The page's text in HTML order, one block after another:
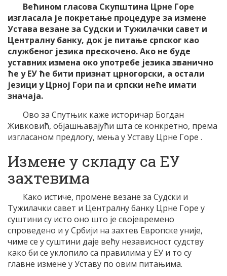
Већином гласова Скупштина Црне Горе
изгласала је покретање процедуре за измене
Устава везане за Судски и Тужилачки савет и
Централну банку, док је питање српског као
службеног језика прескочено. Ако не буде
уставних измена око употребе језика званично
ће у ЕУ ће бити признат црногорски, а остали
језици у Црној Гори па и српски неће имати
значаја.
Ово за Спутњик каже историчар Богдан
Живковић, објашњавајући шта се конкретно, према
изгласаном предлогу, мења у Уставу Црне Горе .
Измене у складу са ЕУ
захтевима
Како истиче, промене везане за Судски и
Тужилачки савет и Централну банку Црне Горе у
суштини су исто оно што је својевремено
спроведено и у Србији на захтев Европске уније,
чиме се у суштини даје већу независност судству
како би се уклопило са правилима у ЕУ и то су
главне измене у Уставу по овим питањима.